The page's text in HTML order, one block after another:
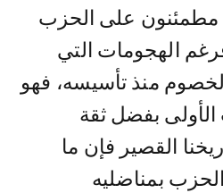
مطمئنون على الحزب
الهجومات التي
منذ تأسيسه، فهو
الأولى بفضل ثقة
القصير فإن ما
بمناضليه